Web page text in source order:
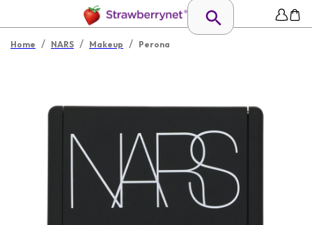
Home / NARS / Makeup / Perona